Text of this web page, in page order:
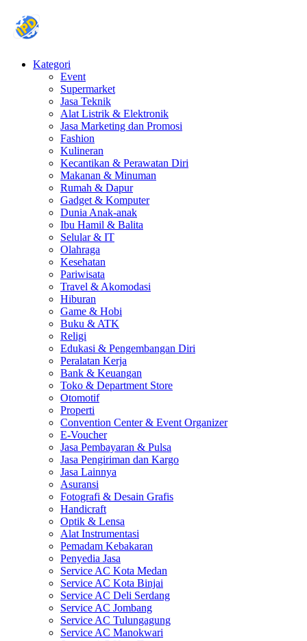
Kategori
Event
Supermarket
Jasa Teknik
Alat Listrik & Elektronik
Jasa Marketing dan Promosi
Fashion
Kulineran
Kecantikan & Perawatan Diri
Makanan & Minuman
Rumah & Dapur
Gadget & Komputer
Dunia Anak-anak
Ibu Hamil & Balita
Selular & IT
Olahraga
Kesehatan
Pariwisata
Travel & Akomodasi
Hiburan
Game & Hobi
Buku & ATK
Religi
Edukasi & Pengembangan Diri
Peralatan Kerja
Bank & Keuangan
Toko & Department Store
Otomotif
Properti
Convention Center & Event Organizer
E-Voucher
Jasa Pembayaran & Pulsa
Jasa Pengiriman dan Kargo
Jasa Lainnya
Asuransi
Fotografi & Desain Grafis
Handicraft
Optik & Lensa
Alat Instrumentasi
Pemadam Kebakaran
Penyedia Jasa
Service AC Kota Medan
Service AC Kota Binjai
Service AC Deli Serdang
Service AC Jombang
Service AC Tulungagung
Service AC Manokwari